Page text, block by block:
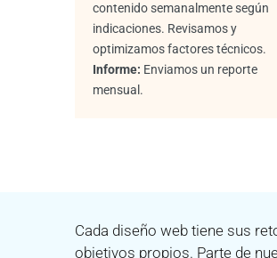
contenido semanalmente según
indicaciones. Revisamos y
optimizamos factores técnicos.
Informe: Enviamos un reporte
mensual.
Cada diseño web tiene sus
objetivos propios. Parte de